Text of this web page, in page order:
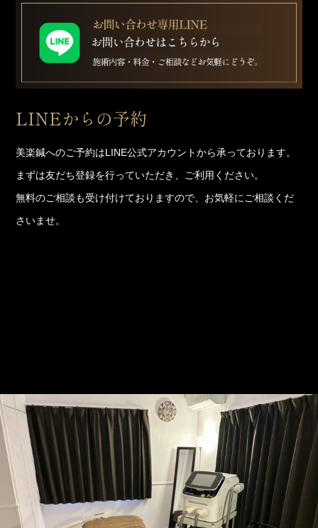
LINEからの予約
美楽鍼へのご予約はLINE公式アカウントから承っております。
まずは友だち登録を行っていただき、ご利用ください。
無料のご相談も受け付けておりますので、お気軽にご相談くだ
さいませ。